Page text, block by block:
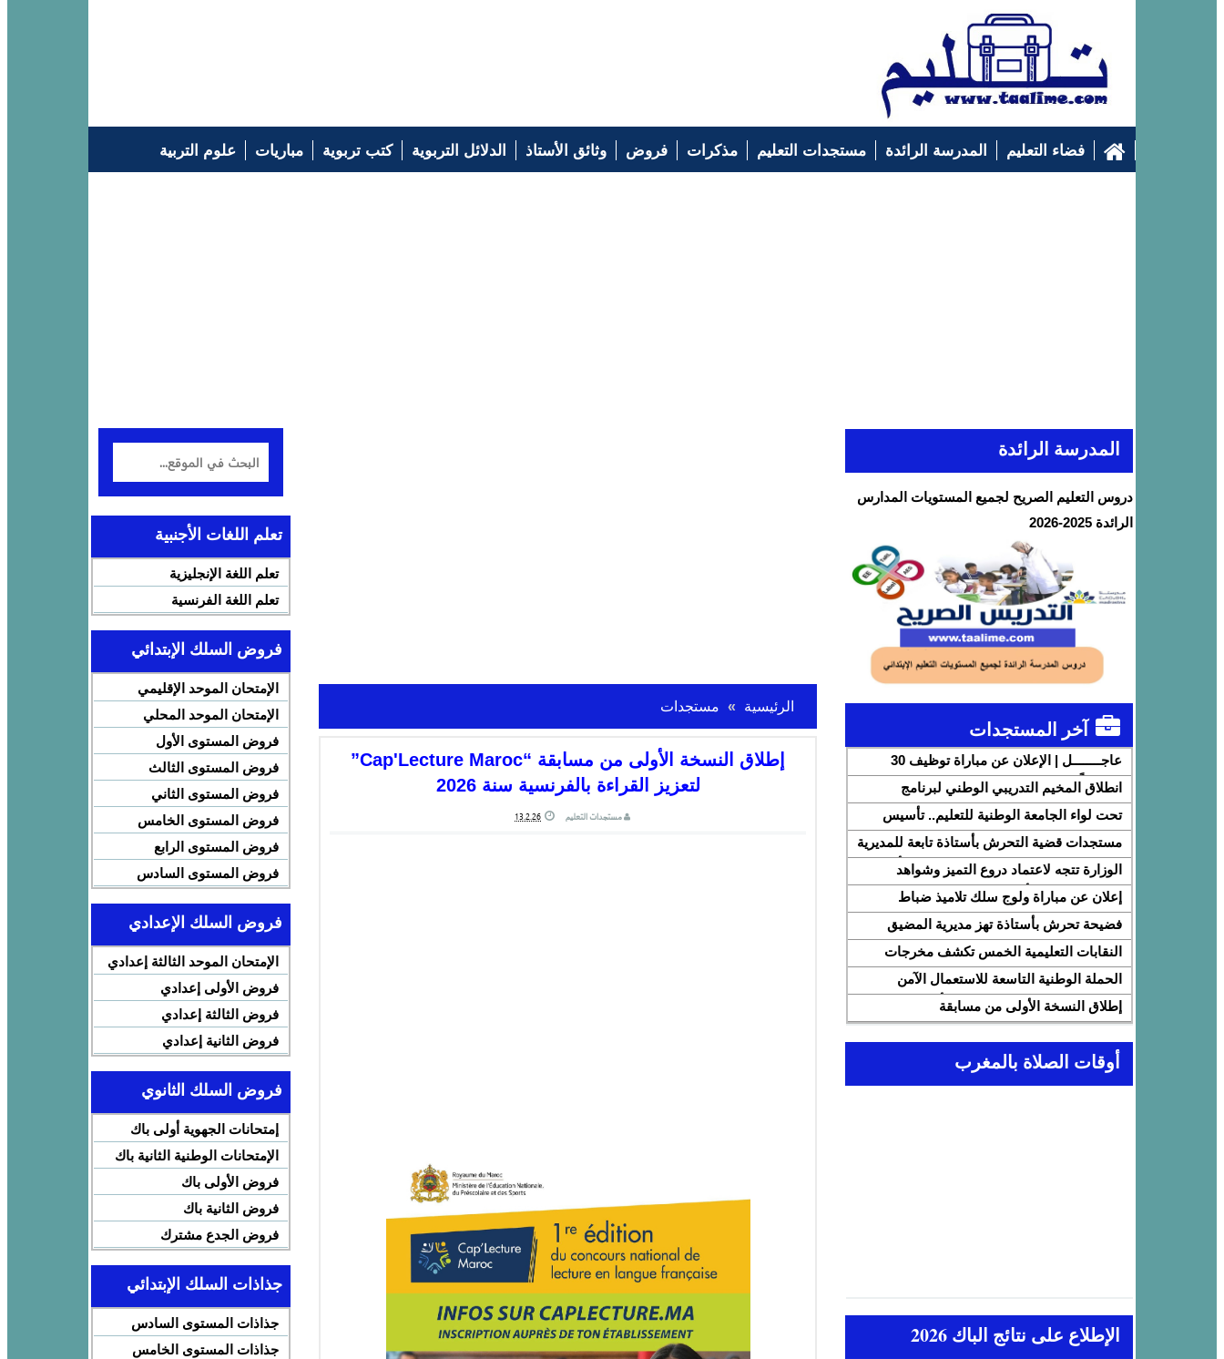
فضاء التعليم المدرسة الرائدة مستجدات التعليم مذكرات فروض وثائق الأستاذ الدلائل التربوية كتب تربوية مباريات
علوم التربية
الرئيسية مستجدات
إطلاق النسخة الأولى من مسابقة “Cap'Lecture Maroc”
لتعزيز القراءة بالفرنسية سنة 2026
مستجدات التعليم 13.2.26
المدرسة الرائدة
دروس التعليم الصريح لجميع المستويات المدارس
الرائدة 2025-2026
آخر المستجدات
عاجــــــــل | الإعلان عن مباراة توظيف 30
متصرفاً من الدرجة الثانية بقطاع الشباب
انطلاق المخيم التدريبي الوطني لبرنامج
DigiSchool بشراكة مع شركة هواوي المغرب
تحت لواء الجامعة الوطنية للتعليم.. تأسيس
النقابة الوطنية للمتصرفين والمتصرفات بقطاع
التربية الوطنية SNASE وانتخاب مكتبها
الوطني
مستجدات قضية التحرش بأستاذة تابعة للمديرية
الإقليمية المضيق الفنيدق ولجنة تابعة للأكاديمية
الجهوية للتربية والتكوين بجهة طنجة تطوان
الحسيمة، تحل بذات المديرية الإقليمية
الوزارة تتجه لاعتماد دروع التميز وشواهد
تقديرية لتثمين الأداء التربوي بمؤسسات الريادة
إعلان عن مباراة ولوج سلك تلاميذ ضباط
المدرسة الملكية الجوية لسنة 2026
فضيحة تحرش بأستاذة تهز مديرية المضيق
الفنيدق… تحقيق عاجل ولجنة تفتيش على
الخط
النقابات التعليمية الخمس تكشف مخرجات
اجتماع 12 فبراير مع وزارة التربية والتعليم
وتطالب بتسريع تنزيل الالتزامات
الحملة الوطنية التاسعة للاستعمال الآمن
للإنترنت: تعبئة تربوية لمواجهة الأخبار الزائفة
في عصر الذكاء الاصطناعي
إطلاق النسخة الأولى من مسابقة
“Cap'Lecture Maroc” لتعزيز القراءة
بالفرنسية سنة 2026
أوقات الصلاة بالمغرب
الإطلاع على نتائج الباك 2026
تعلم اللغات الأجنبية
تعلم اللغة الإنجليزية
تعلم اللغة الفرنسية
فروض السلك الإبتدائي
الإمتحان الموحد الإقليمي
الإمتحان الموحد المحلي
فروض المستوى الأول
فروض المستوى الثالث
فروض المستوى الثاني
فروض المستوى الخامس
فروض المستوى الرابع
فروض المستوى السادس
فروض السلك الإعدادي
الإمتحان الموحد الثالثة إعدادي
فروض الأولى إعدادي
فروض الثالثة إعدادي
فروض الثانية إعدادي
فروض السلك الثانوي
إمتحانات الجهوية أولى باك
الإمتحانات الوطنية الثانية باك
فروض الأولى باك
فروض الثانية باك
فروض الجدع مشترك
جذاذات السلك الإبتدائي
جذاذات المستوى السادس
جذاذات المستوى الخامس